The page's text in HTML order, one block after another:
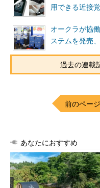
用できる近接
オークラが協
ステムを発売
過去の連載
前のペー
あなたにおすすめ